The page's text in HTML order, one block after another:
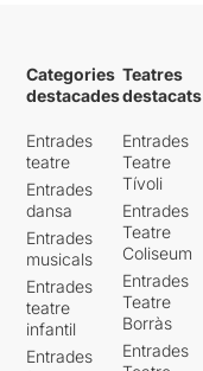
Categories
destacades
Entrades
teatre
Entrades
dansa
Entrades
musicals
Entrades
teatre
infantil
Entrades
Teatres
destacats
Entrades
Teatre
Tívoli
Entrades
Teatre
Coliseum
Entrades
Teatre
Borràs
Entrades